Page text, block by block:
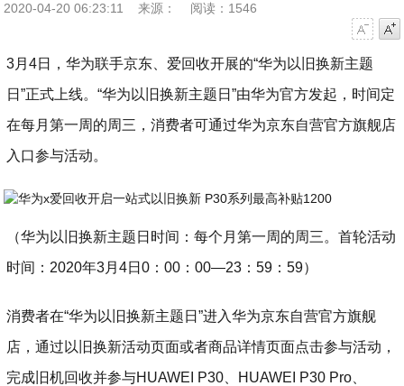
2020-04-20 06:23:11 来源：
阅读：1546
3月4日，华为联手京东、爱回收开展的“华为以旧换新主题
日”正式上线。“华为以旧换新主题日”由华为官方发起，时间定
在每月第一周的周三 ，消费者可通过华为京东自营官方旗舰店
入口参与活动。
（华为以旧换新主题日时间：每个月第一周的周三。首轮活动
时间：2020年3月4日0：00：00—23：59：59）
消费者在“华为以旧换新主题日”进入华为京东自营官方旗舰
店，通过以旧换新活动页面或者商品详情页面点击参与活动，
完成旧机回收并参与HUAWEI P30、HUAWEI P30 Pro、